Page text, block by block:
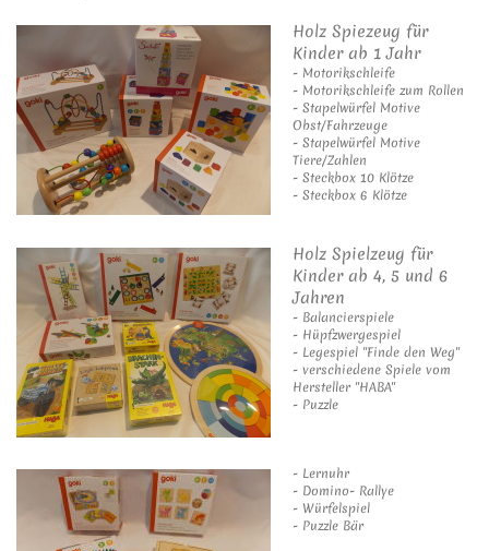
Holz Spiezeug für
Kinder ab 1 Jahr
- Motorikschleife
- Motorikschleife zum Rollen
- Stapelwürfel Motive
Obst/Fahrzeuge
- Stapelwürfel Motive
Tiere/Zahlen
- Steckbox 10 Klötze
- Steckbox 6 Klötze
Holz Spielzeug für
Kinder ab 4, 5 und 6
Jahren
- Balancierspiele
- Hüpfzwergespiel
- Legespiel "Finde den Weg"
- verschiedene Spiele vom
Hersteller "HABA"
- Puzzle
- Lernuhr
- Domino- Rallye
- Würfelspiel
- Puzzle Bär